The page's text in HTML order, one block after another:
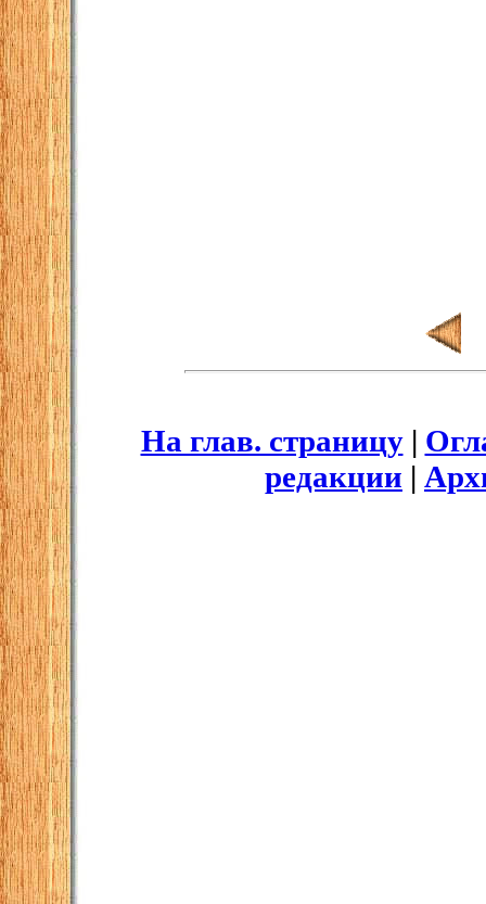
На глав. страницу|
редакции |